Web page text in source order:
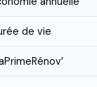
de vie